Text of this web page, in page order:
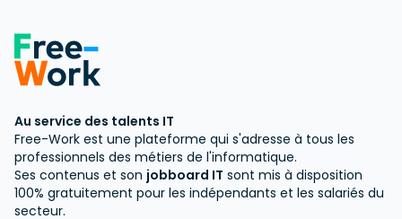
Au service des talents IT
Free-Work est une plateforme qui s'adresse à tous les
professionnels des métiers de l'informatique.
Ses contenus et son jobboard IT sont mis à disposition
100% gratuitement pour les indépendants et les salariés du
secteur.